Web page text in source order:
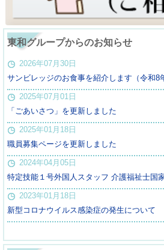
東和グループからのお知らせ
2026年07月30日
サンビレッジのお食事を紹介します（令和8
2025年07月01日
「ごあいさつ」を更新しました
2025年01月18日
職員募集ページを更新しました
2024年04月05日
特定技能１号外国人スタッフ 介護福祉士国
2023年01月18日
新型コロナウイルス感染症の発生について